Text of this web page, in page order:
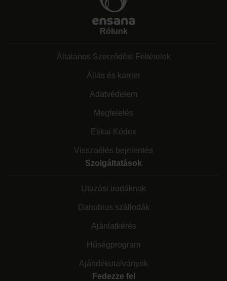
Rólunk
Általános Szerződési Feltételek
Állás és karrier
Adatvédelem
Megfelelés
Etikai Kódex
Visszaélés bejelentés
Szolgáltatások
Utazási irodáknak
Danubius szállodák
Ajánlatkérés
Hűségprogram
Ajándékutalványok
Fedezze fel